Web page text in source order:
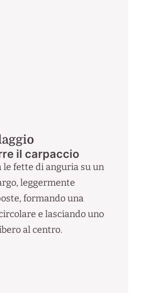
il carpaccio
le fette di anguria su un
leggermente
formando una
e lasciando uno
al centro.